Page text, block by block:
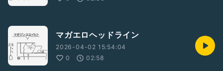
マガエロヘッドライン
2026-04-02 15:54:04
0
02:58